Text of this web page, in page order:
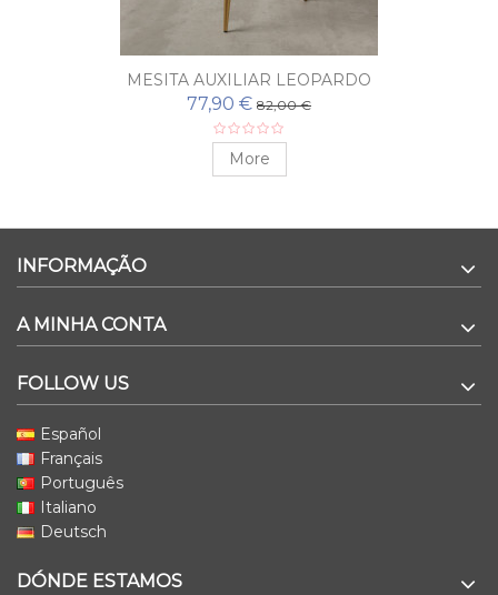
MESITA AUXILIAR LEOPARDO
77,90 € 82,00 €
More
INFORMAÇÃO
A MINHA CONTA
FOLLOW US
Español
Français
Português
Italiano
Deutsch
DÓNDE ESTAMOS